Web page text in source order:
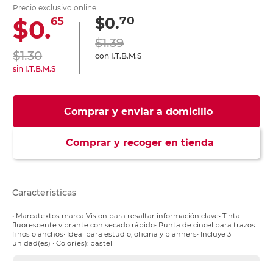
Precio exclusivo online:
$0.65
$1.30
sin I.T.B.M.S
$0.70
$1.39
con I.T.B.M.S
Comprar y enviar a domicilio
Comprar y recoger en tienda
Características
• Marcatextos marca Vision para resaltar información clave• Tinta
fluorescente vibrante con secado rápido• Punta de cincel para trazos
finos o anchos• Ideal para estudio, oficina y planners• Incluye 3
unidad(es) • Color(es): pastel